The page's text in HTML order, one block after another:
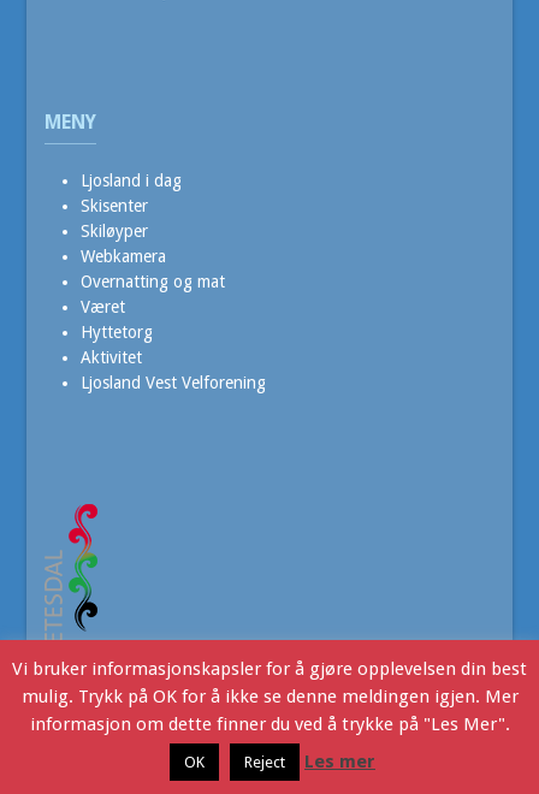
MENY
Ljosland i dag
Skisenter
Skiløyper
Webkamera
Overnatting og mat
Været
Hyttetorg
Aktivitet
Ljosland Vest Velforening
- Copyright © 2016. Webdesign v/JHR Produksjon
Ljosland i dagKontakt Oss
Vi bruker informasjonskapsler for å gjøre opplevelsen din best
mulig. Trykk på OK for å ikke se denne meldingen igjen. Mer
informasjon om dette finner du ved å trykke på "Les Mer".
OK Reject Les mer